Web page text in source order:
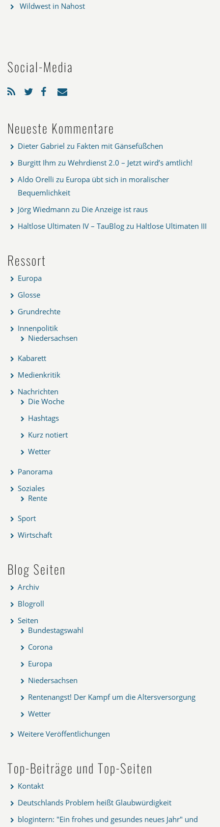
Wildwest in Nahost
Social-Media
Neueste Kommentare
Dieter Gabriel zu Fakten mit Gänsefüßchen
Burgitt Ihm zu Wehrdienst 2.0 – Jetzt wird’s amtlich!
Aldo Orelli zu Europa übt sich in moralischer
Bequemlichkeit
Jörg Wiedmann zu Die Anzeige ist raus
Haltlose Ultimaten IV – TauBlog zu Haltlose Ultimaten III
Ressort
Europa
Glosse
Grundrechte
Innenpolitik
Niedersachsen
Kabarett
Medienkritik
Nachrichten
Die Woche
Hashtags
Kurz notiert
Wetter
Panorama
Soziales
Rente
Sport
Wirtschaft
Blog Seiten
Archiv
Blogroll
Seiten
Bundestagswahl
Corona
Europa
Niedersachsen
Rentenangst! Der Kampf um die Altersversorgung
Wetter
Weitere Veröffentlichungen
Top-Beiträge und Top-Seiten
Kontakt
Deutschlands Problem heißt Glaubwürdigkeit
blogintern: "Ein frohes und gesundes neues Jahr" und